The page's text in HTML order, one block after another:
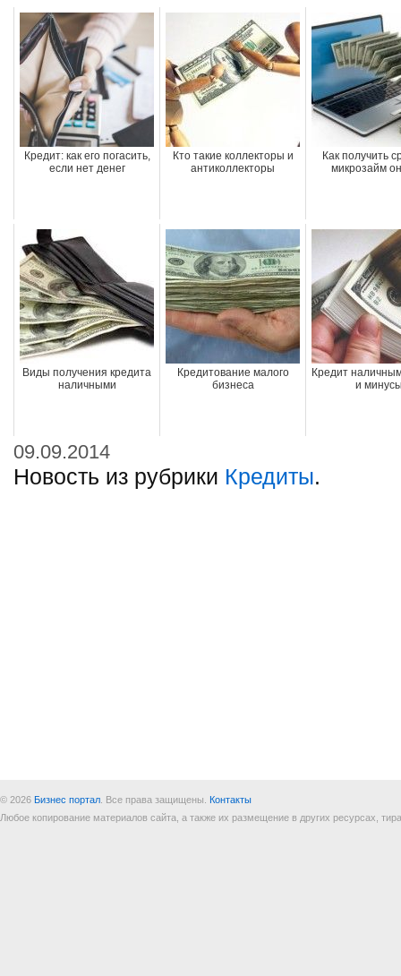
Кредит: как его погасить,
если нет денег
Кто такие коллекторы и
антиколлекторы
Как получить
микрозайм
Виды получения кредита
наличными
Кредитование малого
бизнеса
Кредит
и
09.09.2014
Новость из рубрики Кредиты.
© 2026 Бизнес портал . Все права защищены. Контакты
Любое копирование материалов сайта, а также их размещение в других ресурсах,